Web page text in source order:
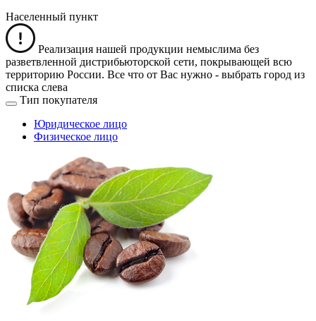
Населенный пункт
Реализация нашей продукции немыслима без
разветвленной дистрибьюторской сети, покрывающей всю
территорию России. Все что от Вас нужно - выбрать город из
списка слева
Тип покупателя
Юридическое лицо
Физическое лицо